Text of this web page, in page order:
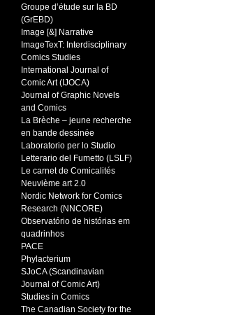
Groupe d’étude sur la BD
(GrEBD)
Image [&] Narrative
ImageTexT: Interdisciplinary
Comics Studies
International Journal of
Comic Art (IJOCA)
Journal of Graphic Novels
and Comics
La Brèche – jeune recherche
en bande dessinée
Laboratorio per lo Studio
Letterario del Fumetto (LSLF)
Le carnet de Comicalités
Neuvième art 2.0
Nordic Network for Comics
Research (NNCORE)
Observatório de histórias em
quadrinhos
PACE
Phylacterium
SJoCA (Scandinavian
Journal of Comic Art)
Studies in Comics
The Canadian Society for the